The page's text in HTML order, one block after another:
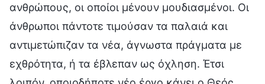
ανθρώπους, οι οποίοι μένουν μουδιασμένοι. Οι
άνθρωποι πάντοτε τιμούσαν τα παλαιά και
αντιμετώπιζαν τα νέα, άγνωστα πράγματα με
εχθρότητα, ή τα έβλεπαν ως όχληση. Έτσι